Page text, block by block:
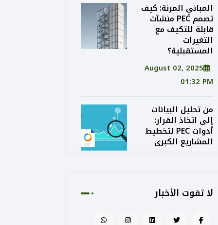
المباني المرنة: كيف
تصمم PEC منشآت
قابلة للتكيف مع
التغيرات
المستقبلية؟
August 02, 2025
01:32 PM
من تحليل البيانات
إلى اتخاذ القرار:
أدوات PEC لتخطيط
المشاريع الكبرى
الاستدامة الاقتصادية
توازن PEC بين
لا تفوت الأخبار